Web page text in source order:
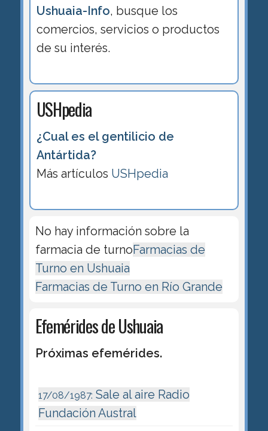
Ushuaia-Info, busque los
comercios, servicios o productos
de su interés.
USHpedia
¿Cual es el gentilicio de
Antártida?
Más artículos USHpedia
No hay información sobre la
farmacia de turnoFarmacias de
Turno en Ushuaia
Farmacias de Turno en Río Grande
Efemérides de Ushuaia
Próximas efemérides.
17/08/1987: Sale al aire Radio
Fundación Austral